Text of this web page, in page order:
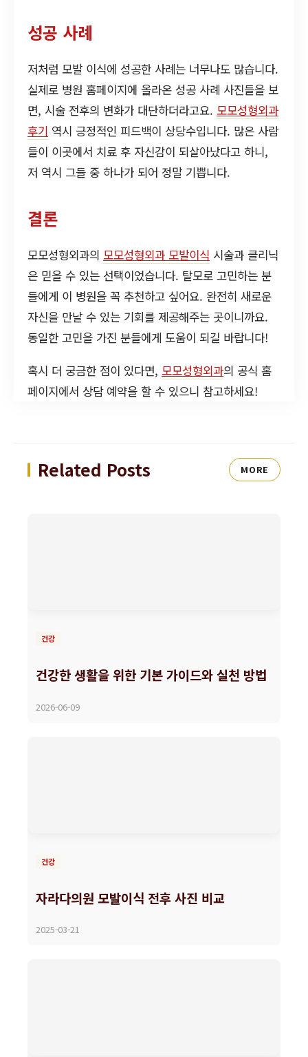
성공 사례
저처럼 모발 이식에 성공한 사례는 너무나도 많습니다.
실제로 병원 홈페이지에 올라온 성공 사례 사진들을 보
면, 시술 전후의 변화가 대단하더라고요. 모모성형외과
후기 역시 긍정적인 피드백이 상당수입니다. 많은 사람
들이 이곳에서 치료 후 자신감이 되살아났다고 하니,
저 역시 그들 중 하나가 되어 정말 기쁩니다.
결론
모모성형외과의 모모성형외과 모발이식 시술과 클리닉
은 믿을 수 있는 선택이었습니다. 탈모로 고민하는 분
들에게 이 병원을 꼭 추천하고 싶어요. 완전히 새로운
자신을 만날 수 있는 기회를 제공해주는 곳이니까요.
동일한 고민을 가진 분들에게 도움이 되길 바랍니다!
혹시 더 궁금한 점이 있다면, 모모성형외과의 공식 홈
페이지에서 상담 예약을 할 수 있으니 참고하세요!
Related Posts MORE
건강
건강한 생활을 위한 기본 가이드와 실천 방법
2026-06-09
건강
자라다의원 모발이식 전후 사진 비교
2025-03-21